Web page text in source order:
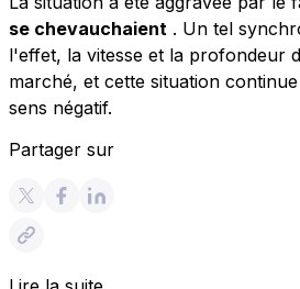
se chevauchaient . Un tel
l'effet, la vitesse et la profondeur
marché, et cette situation
sens négatif.
Partager sur